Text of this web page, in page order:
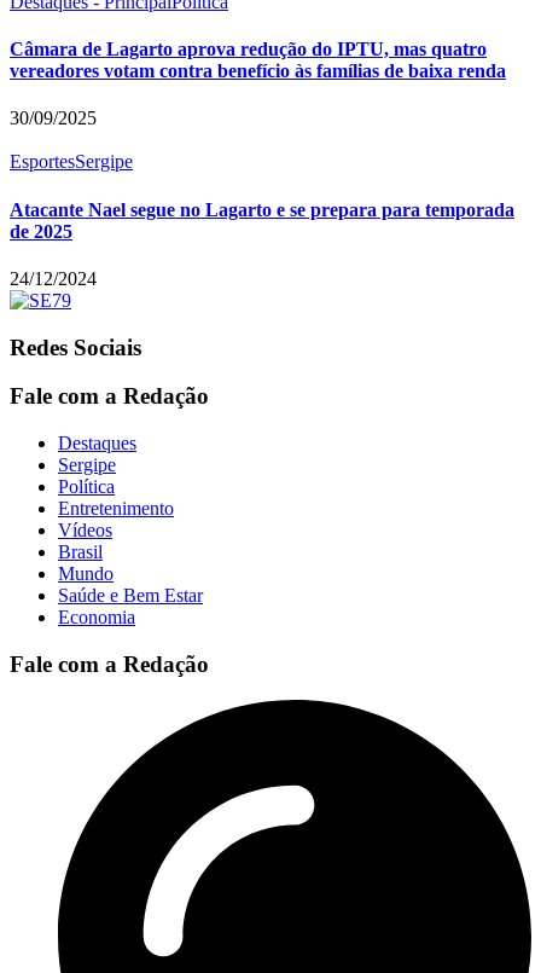
Câmara de Lagarto aprova redução do IPTU, mas quatro
vereadores votam contra benefício às famílias de baixa renda
30/09/2025
EsportesSergipe
Atacante Nael segue no Lagarto e se prepara para temporada
de 2025
24/12/2024
Redes Sociais
Fale com a Redação
Destaques
Sergipe
Política
Entretenimento
Vídeos
Brasil
Mundo
Saúde e Bem Estar
Economia
Fale com a Redação